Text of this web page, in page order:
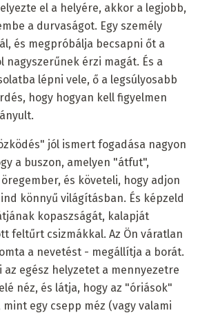
el a helyére, akkor a legjobb,
a durvaságot. Egy személy
és megpróbálja becsapni őt a
nagyszerűnek érzi magát. És a
lépni vele, ő a legsúlyosabb
hogy hogyan kell figyelmen
jól ismert fogadása nagyon
a buszon, amelyen "átfut",
és követeli, hogy adjon
könnyű világításban. És képzeld
kopaszságát, kalapját
feltűrt csizmákkal. Az Ön váratlan
a nevetést - megállítja a borát.
az egész helyzetet a mennyezetre
néz, és látja, hogy az "óriások"
egy csepp méz (vagy valami